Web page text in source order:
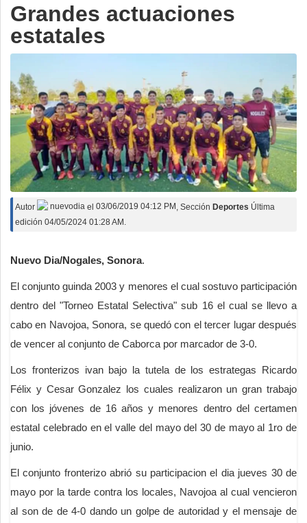
Grandes actuaciones
estatales
Autor nuevodia el 03/06/2019 04:12 PM , Sección Deportes Última
edición 04/05/2024 01:28 AM.
Nuevo Dia/Nogales, Sonora.
El conjunto guinda 2003 y menores el cual sostuvo participación
dentro del "Torneo Estatal Selectiva" sub 16 el cual se llevo a
cabo en Navojoa, Sonora, se quedó con el tercer lugar después
de vencer al conjunto de Caborca por marcador de 3-0.
Los fronterizos ivan bajo la tutela de los estrategas Ricardo
Félix y Cesar Gonzalez los cuales realizaron un gran trabajo
con los jóvenes de 16 años y menores dentro del certamen
estatal celebrado en el valle del mayo del 30 de mayo al 1ro de
junio.
El conjunto fronterizo abrió su participacion el dia jueves 30 de
mayo por la tarde contra los locales, Navojoa al cual vencieron
al son de de 4-0 dando un golpe de autoridad y el mensaje de